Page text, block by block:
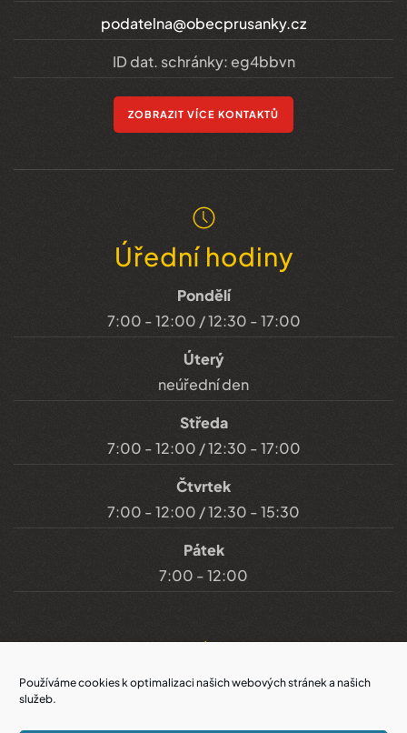
Používáme cookies k optimalizaci našich webových stránek a našich
služeb.
podatelna@obecprusanky.cz
ID dat. schránky: eg4bbvn
ZOBRAZIT VÍCE KONTAKTŮ
Úřední hodiny
Pondělí
7:00 - 12:00 / 12:30 - 17:00
Úterý
neúřední den
Středa
7:00 - 12:00 / 12:30 - 17:00
Čtvrtek
7:00 - 12:00 / 12:30 - 15:30
Pátek
7:00 - 12:00
Důležité odkazy
Prohlášení o přístupnosti